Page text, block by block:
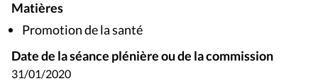
Matières
Promotion de la santé
Date de la séance plénière ou de la commission
31/01/2020